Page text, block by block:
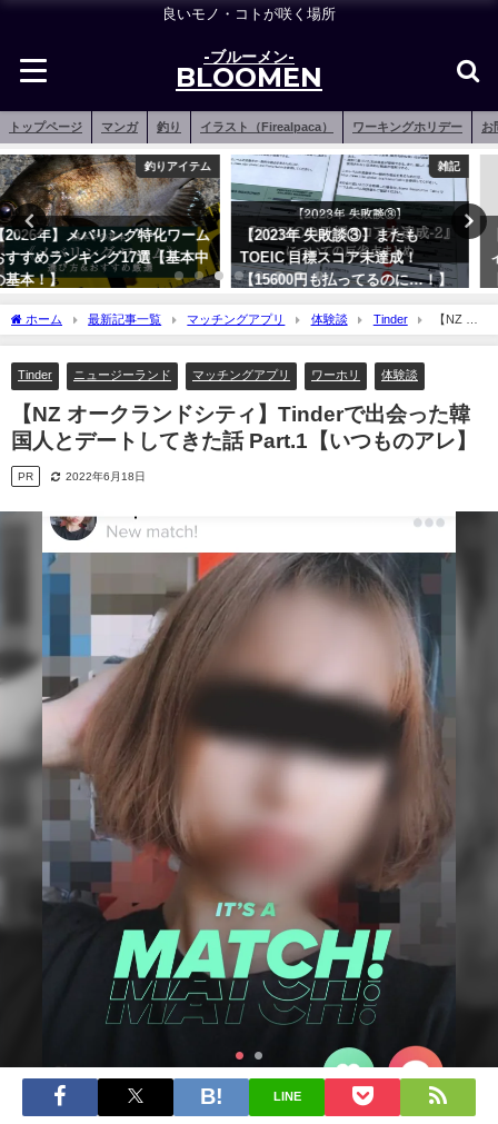
良いモノ・コトが咲く場所
-ブルーメン-
BLOOMEN
トップページ マンガ 釣り イラスト（Firealpaca） ワーキングホリデー お
雑記
【2023年 失敗談③】またも
TOEIC 目標スコア未達成！
【15600円も払ってるのに…！】
シーバスロッド
【覚悟はあるか？】シマノ 23デ
ィアルーナの実釣インプレ評価
【傑作ルアーロッド！】
ホーム 最新記事一覧 マッチングアプリ 体験談 Tinder
【NZ オ
ークランドシティ】Tinderで出会った韓国人とデートしてきた話 Part.1【いつものア
Tinder
ニュージーランド マッチングアプリ ワーホリ 体験談
【NZ オークランドシティ】Tinderで出会った韓
国人とデートしてきた話 Part.1【いつものアレ】
PR 2022年6月18日
LINE